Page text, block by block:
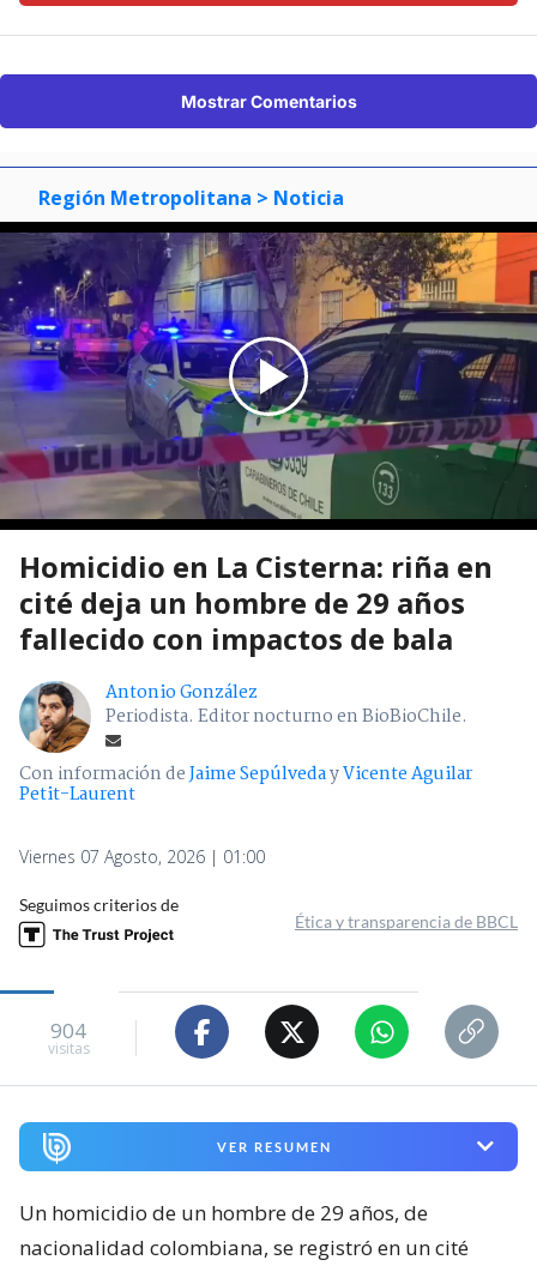
Mostrar Comentarios
Región Metropolitana > Noticia
Homicidio en La Cisterna: riña en
cité deja un hombre de 29 años
fallecido con impactos de bala
Antonio González
Periodista. Editor nocturno en BioBioChile.
Con información deJaime SepúlvedayVicente Aguilar
Petit-Laurent
Viernes 07 Agosto, 2026 | 01:00
Seguimos criterios de
Ética y transparencia de BBCL
904
visitas
VER RESUMEN
Un homicidio de un hombre de 29 años, de
nacionalidad colombiana, se registró en un cité